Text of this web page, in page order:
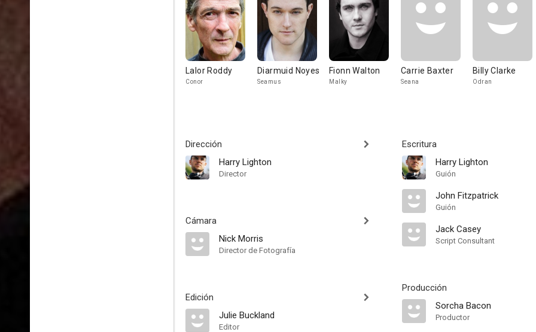
Lalor Roddy
Conor
Diarmuid Noyes
Seamus
Fionn Walton
Malky
Carrie Baxter
Seana
Billy Clarke
Odran
Dirección
Harry Lighton
Director
Cámara
Nick Morris
Director de Fotografía
Edición
Julie Buckland
Editor
Escritura
Harry Lighton
Guión
John Fitzpatrick
Guión
Jack Casey
Script Consultant
Producción
Sorcha Bacon
Productor